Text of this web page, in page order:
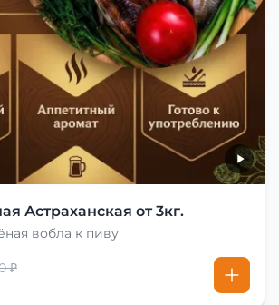
Астраханская от 3кг.
вобла к пиву
₽